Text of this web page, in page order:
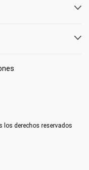
los derechos reservados